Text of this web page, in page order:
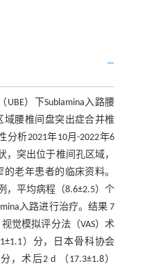
）下Sublamina入路腰
域腰椎间盘突出症合并椎
析2021年10月-2022年6
，突出位于椎间孔区域，
老年患者的临床资料。
，平均病程（8.6±2.5）个
入路进行治疗。结果 7
觉模拟评分法（VAS）术
）分，日本骨科协会
，术后2 d （17.3±1.8）